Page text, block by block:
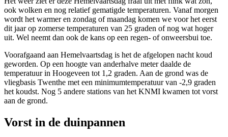
ook wolken en nog relatief gematigde temperaturen. Vanaf morgen
wordt het warmer en zondag of maandag komen we voor het eerst
dit jaar op zomerse temperaturen van 25 graden of nog wat hoger
uit. Wel neemt dan ook de kans op een regen- of onweersbui toe.
Voorafgaand aan Hemelvaartsdag is het de afgelopen nacht koud
geworden. Op een hoogte van anderhalve meter daalde de
temperatuur in Hoogeveen tot 1,2 graden. Aan de grond was de
vliegbasis Twenthe met een minimumtemperatuur van -2,9 graden
het koudst. Nog 5 andere stations van het KNMI kwamen tot vorst
aan de grond.
Vorst in de duinpannen